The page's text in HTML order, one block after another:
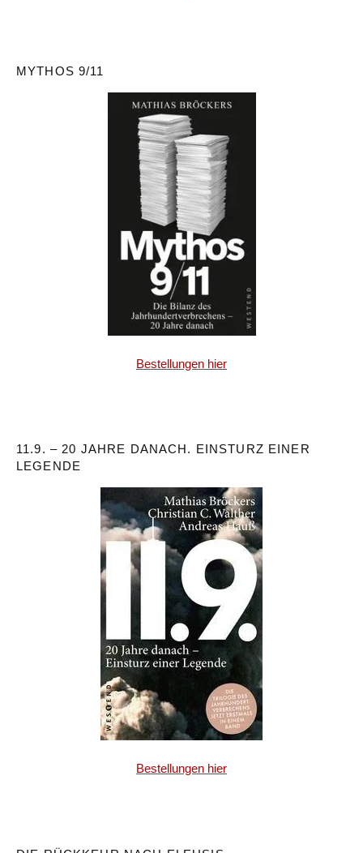
MYTHOS 9/11
Bestellungen hier
11.9. – 20 JAHRE DANACH. EINSTURZ EINER
LEGENDE
Bestellungen hier